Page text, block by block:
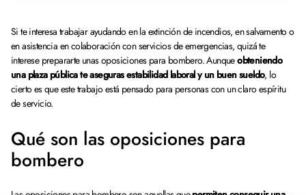
Si te interesa trabajar ayudando en la extinción de incendios, en salvamento o
en asistencia en colaboración con servicios de emergencias, quizá te
interese prepararte unas oposiciones para bombero. Aunqueobteniendo
una plaza pública te aseguras estabilidad laboral y un buen sueldo, lo
cierto es que este trabajo está pensado para personas con un claro espíritu
de servicio.
Qué son las oposiciones para
bombero